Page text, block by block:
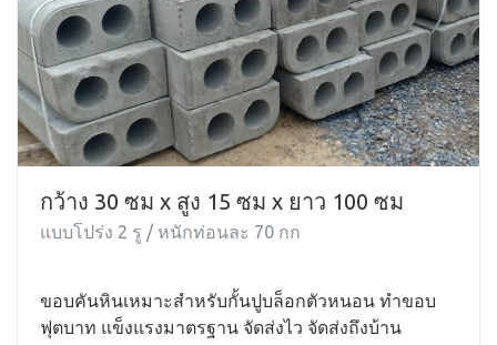
กว้าง 30 ซม x สูง 15 ซม x ยาว 100 ซม
แบบโปร่ง 2 รู / หนักท่อนละ 70 กก
ขอบคันหินเหมาะสำหรับกั้นปูบล็อกตัวหนอน ทำขอบ
ฟุตบาท แข็งแรงมาตรฐาน จัดส่งไว จัดส่งถึงบ้าน